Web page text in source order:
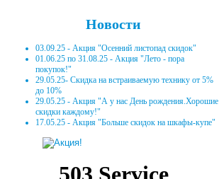
Новости
03.09.25 - Акция "Осенний листопад скидок"
01.06.25 по 31.08.25 - Акция "Лето - пора
покупок!"
29.05.25- Скидка на встраиваемую технику от 5%
до 10%
29.05.25 - Акция "А у нас День рождения.Хорошие
скидки каждому!"
17.05.25 - Акция "Больше скидок на шкафы-купе"